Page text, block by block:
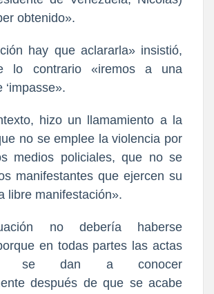
obtenido».
hay que aclararla» insistió,
lo contrario «iremos a una
‘impasse».
hizo un llamamiento a la
no se emplee la violencia por
medios policiales, que no se
manifestantes que ejercen su
libre manifestación».
no debería haberse
en todas partes las actas
se dan a conocer
después de que se acabe